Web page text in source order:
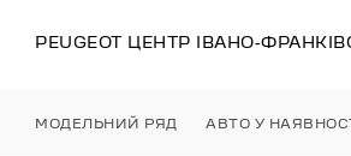
PEUGEOT ЦЕНТР ІВАНО-
МОДЕЛЬНИЙ РЯД АВТО У